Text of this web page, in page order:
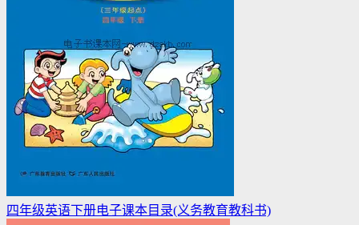
四年级英语下册电子课本目录(义务教育教科书)